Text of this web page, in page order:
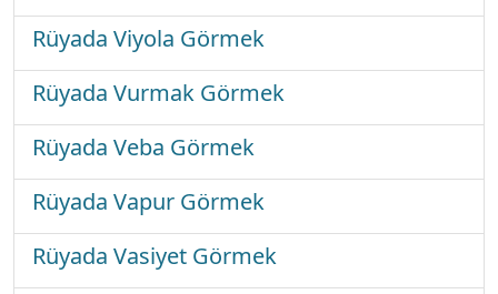
Rüyada Viyola Görmek
Rüyada Vurmak Görmek
Rüyada Veba Görmek
Rüyada Vapur Görmek
Rüyada Vasiyet Görmek